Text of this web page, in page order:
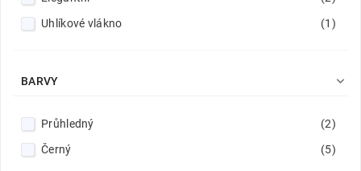
Uhlíkové vlákno
(1)
BARVY 
Průhledný
(2)
Černý
(5)